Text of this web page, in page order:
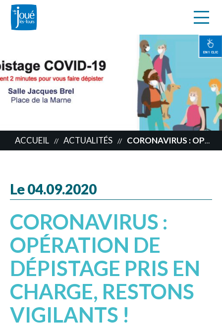
principal
EN 1 CLIC
ACCUEIL // ACTUALITÉS // CORONAVIRUS : OPÉRATION DE DÉPISTAGE PRIS EN CHARGE, RESTONS VIGILANTS !
Le 04.09.2020
CORONAVIRUS :
OPÉRATION DE
DÉPISTAGE PRIS EN
CHARGE, RESTONS
VIGILANTS !